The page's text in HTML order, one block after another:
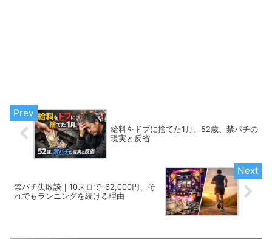
給料をドブに捨てた1月。52歳、禁パチの
現実と反省
禁パチ失敗談｜10スロで-62,000円、そ
れでもランニングを続ける理由